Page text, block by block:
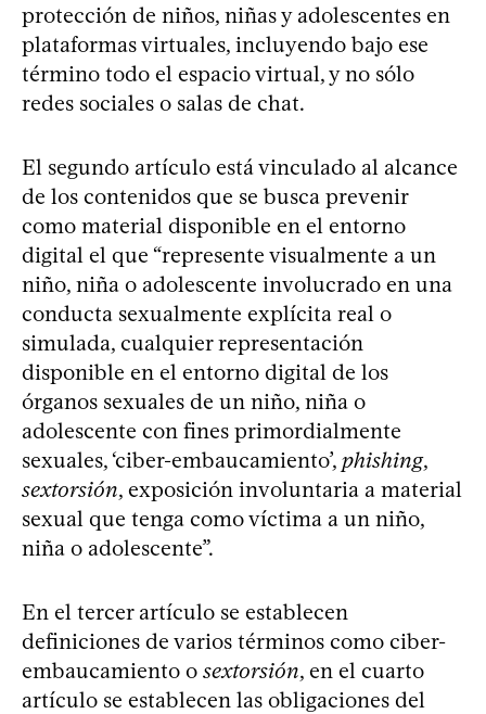
protección de niños, niñas y adolescentes en
plataformas virtuales, incluyendo bajo ese
término todo el espacio virtual, y no sólo
redes sociales o salas de chat.
El segundo artículo está vinculado al alcance
de los contenidos que se busca prevenir
como material disponible en el entorno
digital el que “represente visualmente a un
niño, niña o adolescente involucrado en una
conducta sexualmente explícita real o
simulada, cualquier representación
disponible en el entorno digital de los
órganos sexuales de un niño, niña o
adolescente con fines primordialmente
sexuales, ‘ciber-embaucamiento’, phishing,
sextorsión, exposición involuntaria a material
sexual que tenga como víctima a un niño,
niña o adolescente”.
En el tercer artículo se establecen
definiciones de varios términos como ciber-
embaucamiento o sextorsión, en el cuarto
artículo se establecen las obligaciones del